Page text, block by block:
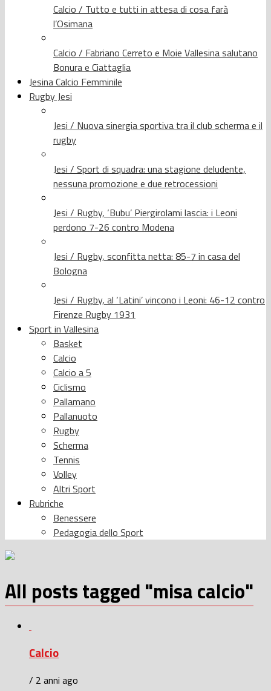
Calcio / Tutto e tutti in attesa di cosa farà
l’Osimana
Calcio / Fabriano Cerreto e Moie Vallesina salutano
Bonura e Ciattaglia
Jesina Calcio Femminile
Rugby Jesi
Jesi / Nuova sinergia sportiva tra il club scherma e il
rugby
Jesi / Sport di squadra: una stagione deludente,
nessuna promozione e due retrocessioni
Jesi / Rugby, ‘Bubu’ Piergirolami lascia: i Leoni
perdono 7-26 contro Modena
Jesi / Rugby, sconfitta netta: 85-7 in casa del
Bologna
Jesi / Rugby, al ‘Latini’ vincono i Leoni: 46-12 contro
Firenze Rugby 1931
Sport in Vallesina
Basket
Calcio
Calcio a 5
Ciclismo
Pallamano
Pallanuoto
Rugby
Scherma
Tennis
Volley
Altri Sport
Rubriche
Benessere
Pedagogia dello Sport
All posts tagged "misa calcio"
Calcio
/ 2 anni ago